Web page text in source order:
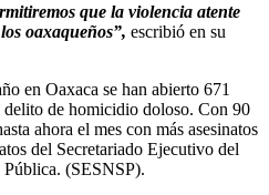
que la violencia atente
oaxaqueños”, escribió en su
en Oaxaca se han abierto 671
delito de homicidio doloso. Con 90
ahora el mes con más asesinatos
del Secretariado Ejecutivo del
(SESNSP).